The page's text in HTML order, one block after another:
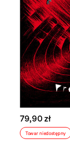
79,90 zł
Towar niedostępny